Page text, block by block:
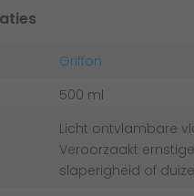
Griffon
500 ml
Licht ontvlambare
Veroorzaakt
slaperigheid of